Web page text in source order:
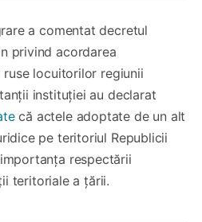
a comentat decretul
privind acordarea
locuitorilor regiunii
instituției au declarat
că actele adoptate de un alt
pe teritoriul Republicii
respectării
teritoriale a țării.